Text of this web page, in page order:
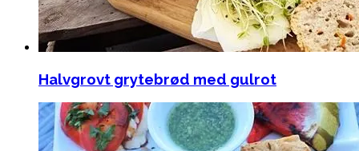
Halvgrovt grytebrød med gulrot